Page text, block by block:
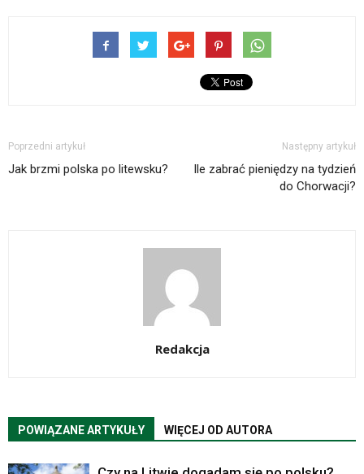
Poprzedni artykuł
Jak brzmi polska po litewsku?
Następny artykuł
Ile zabrać pieniędzy na tydzień
do Chorwacji?
Redakcja
POWIĄZANE ARTYKUŁY WIĘCEJ OD AUTORA